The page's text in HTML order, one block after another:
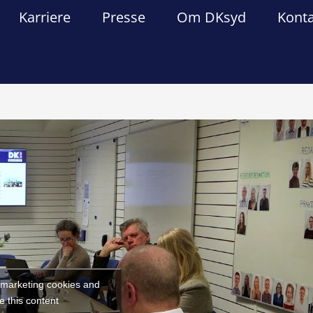
Karriere Presse Om DKsyd
cookies and
this content